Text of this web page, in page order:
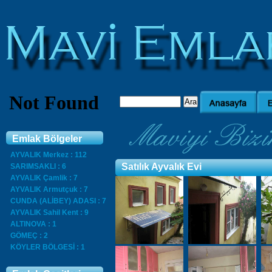
Emlak Bölgeler
AYVALIK Merkez : 112
SARIMSAKLI : 6
AYVALIK Çamlik : 7
AYVALIK Armutçuk : 7
CUNDA (ALİBEY) ADASI : 7
AYVALIK Sahil Kent : 9
ALTINOVA : 1
GÖMEÇ : 2
KÖYLER BÖLGESİ : 1
Satılık Ayvalık Evi